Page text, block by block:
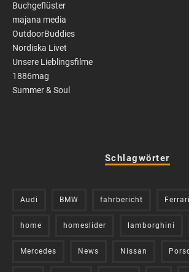
Buchgeflüster
majana media
OutdoorBuddies
Nordiska Livet
Unsere Lieblingsfilme
1886mag
Summer & Soul
Schlagwörter
Audi BMW fahrbericht Ferrari
home homeslider lamborghini
Mercedes News Nissan